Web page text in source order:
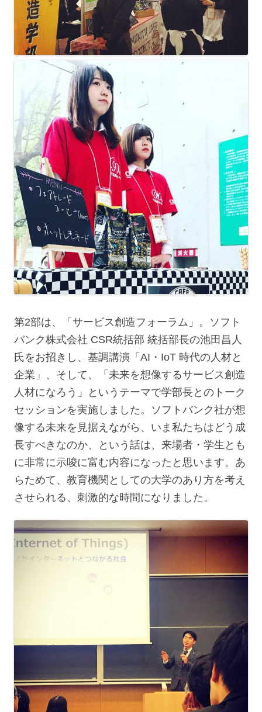
第2部は、「サービス創造フォーラム」。ソフト
バンク株式会社 CSR統括部 統括部長の池田昌人
氏をお招きし、基調講演「AI・IoT 時代の人材と
企業」、そして、「未来を想像するサービス創造
人材になろう」というテーマで学部長とのトーク
セッションを実施しました。ソフトバンク社が想
像する未来を見据えながら、いま私たちはどう成
長すべきなのか、という話は、来場者・学生とも
に非常に示唆に富む内容になったと思います。あ
らためて、教育機関としての大学のあり方を考え
させられる、刺激的な時間になりました。